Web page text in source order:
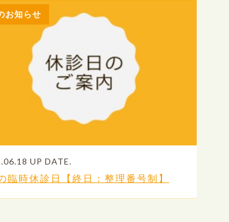
UP DATE.
臨時休診日【終日：整理番号制】
お知らせ